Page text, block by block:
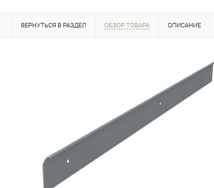
ВЕРНУТЬСЯ В РАЗДЕЛ ОБЗОР ТОВАРА ОПИСАНИЕ